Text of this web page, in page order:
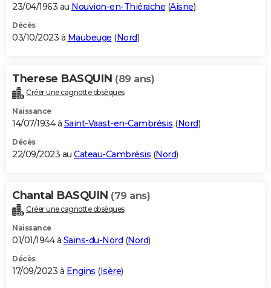
23/04/1963 au Nouvion-en-Thiérache (Aisne)
Décès
03/10/2023 à Maubeuge (Nord)
Therese BASQUIN (89 ans)
Créer une cagnotte obsèques
Naissance
14/07/1934 à Saint-Vaast-en-Cambrésis (Nord)
Décès
22/09/2023 au Cateau-Cambrésis (Nord)
Chantal BASQUIN (79 ans)
Créer une cagnotte obsèques
Naissance
01/01/1944 à Sains-du-Nord (Nord)
Décès
17/09/2023 à Engins (Isère)